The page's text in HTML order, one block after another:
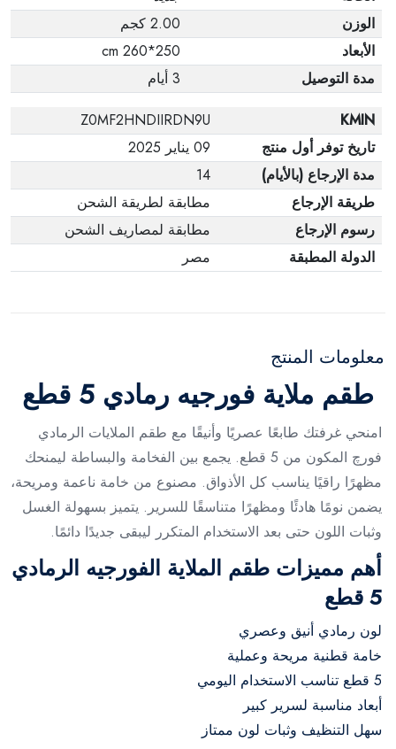
الوزن
2.00 كجم
الأبعاد
250*260 cm
مدة التوصيل
3 أيام
KMIN
Z0MF2HNDIIRDN9U
تاريخ توفر أول منتج
09 يناير 2025
مدة الإرجاع (بالأيام)
14
طريقة الإرجاع
مطابقة لطريقة الشحن
رسوم الإرجاع
مطابقة لمصاريف الشحن
الدولة المطبقة
مصر
معلومات المنتج
طقم ملاية فورجيه رمادي 5 قطع
امنحي غرفتك طابعًا عصريًا وأنيقًا مع طقم الملايات الرمادي
فورچ المكون من 5 قطع. يجمع بين الفخامة والبساطة ليمنحك
مظهرًا راقيًا يناسب كل الأذواق. مصنوع من خامة ناعمة ومريحة،
يضمن نومًا هادئًا ومظهرًا متناسقًا للسرير. يتميز بسهولة الغسل
وثبات اللون حتى بعد الاستخدام المتكرر ليبقى جديدًا دائمًا.
أهم مميزات طقم الملاية الفورجيه الرمادي
5 قطع
لون رمادي أنيق وعصري
خامة قطنية مريحة وعملية
5 قطع تناسب الاستخدام اليومي
أبعاد مناسبة لسرير كبير
سهل التنظيف وثبات لون ممتاز